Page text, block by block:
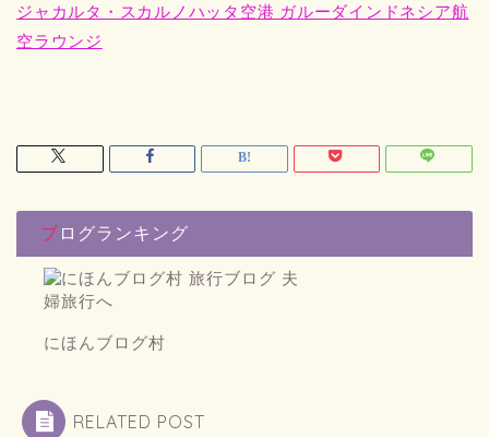
ジャカルタ・スカルノハッタ空港 ガルーダインドネシア航
空ラウンジ
ブログランキング
にほんブログ村
RELATED POST